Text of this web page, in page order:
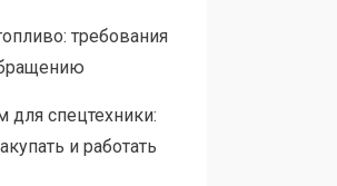
требования
для спецтехники:
и работать